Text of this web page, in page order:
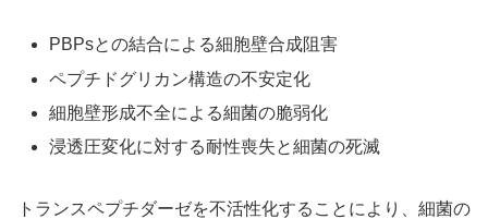
PBPsとの結合による細胞壁合成阻害
ペプチドグリカン構造の不安定化
細胞壁形成不全による細菌の脆弱化
浸透圧変化に対する耐性喪失と細菌の死滅
トランスペプチダーゼを不活性化することにより、細菌の